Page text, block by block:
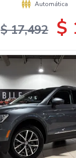
Automática
$ 17,492 $